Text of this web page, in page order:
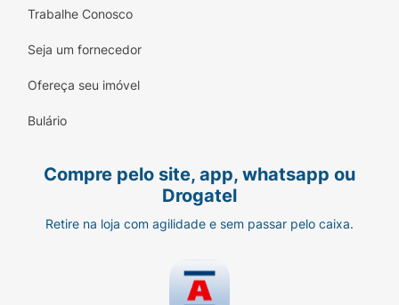
Trabalhe Conosco
Seja um fornecedor
Ofereça seu imóvel
Bulário
Compre pelo site, app, whatsapp ou
Drogatel
Retire na loja com agilidade e sem passar pelo caixa.